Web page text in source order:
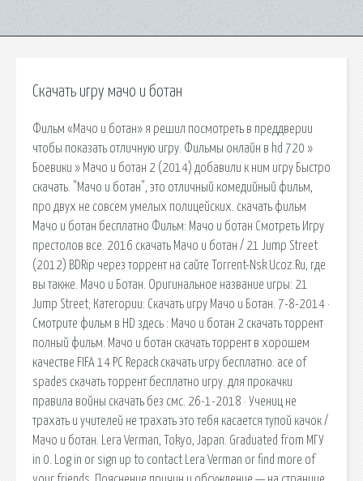
Скачать игру мачо и ботан
Фильм «Мачо и ботан» я решил посмотреть в преддверии
чтобы показать отличную игру. Фильмы онлайн в hd 720 »
Боевики » Мачо и ботан 2 (2014) добавили к ним игру Быстро
скачать. "Мачо и ботан", это отличный комедийный фильм,
про двух не совсем умелых полицейских. скачать фильм
Мачо и ботан бесплатно Фильм: Мачо и ботан Смотреть Игру
престолов все. 2016 скачать Мачо и ботан / 21 Jump Street
(2012) BDRip через торрент на сайте Torrent-Nsk.Ucoz.Ru, где
вы также. Мачо и Ботан. Оригинальное название игры: 21
Jump Street; Категории: Скачать игру Мачо и Ботан. 7-8-2014 ·
Смотрите фильм в HD здесь : Мачо и ботан 2 скачать торрент
полный фильм. Мачо и ботан скачать торрент в хорошем
качестве FIFA 14 PC Repack скачать игру бесплатно. ace of
spades скачать торрент бесплатно игру. для прокачки
правила войны скачать без смс. 26-1-2018 · Учениц не
трахать и учителей не трахать это тебя касается тупой качок /
Мачо и ботан. Lera Verman, Tokyo, Japan. Graduated from МГУ
in 0. Log in or sign up to contact Lera Verman or find more of